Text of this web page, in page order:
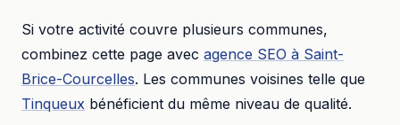
Si votre activité couvre plusieurs communes,
combinez cette page avec agence SEO à Saint-
Brice-Courcelles. Les communes voisines telle que
Tinqueux bénéficient du même niveau de qualité.